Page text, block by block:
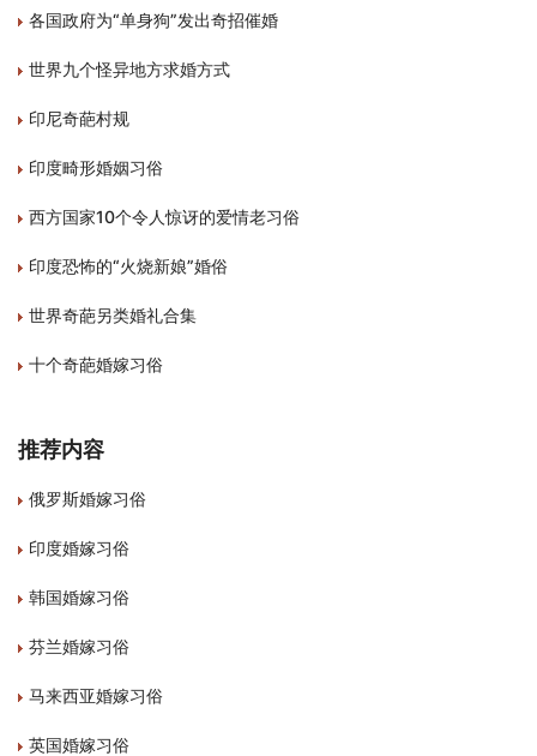
各国政府为“单身狗”发出奇招催婚
世界九个怪异地方求婚方式
印尼奇葩村规
印度畸形婚姻习俗
西方国家10个令人惊讶的爱情老习俗
印度恐怖的“火烧新娘”婚俗
世界奇葩另类婚礼合集
十个奇葩婚嫁习俗
推荐内容
俄罗斯婚嫁习俗
印度婚嫁习俗
韩国婚嫁习俗
芬兰婚嫁习俗
马来西亚婚嫁习俗
英国婚嫁习俗